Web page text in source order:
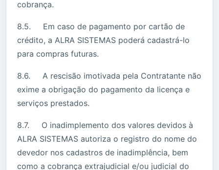
cobrança.
8.5. Em caso de pagamento por cartão de
crédito, a ALRA SISTEMAS poderá cadastrá-lo
para compras futuras.
8.6. A rescisão imotivada pela Contratante não
exime a obrigação do pagamento da licença e
serviços prestados.
8.7. O inadimplemento dos valores devidos à
ALRA SISTEMAS autoriza o registro do nome do
devedor nos cadastros de inadimplência, bem
como a cobrança extrajudicial e/ou judicial do